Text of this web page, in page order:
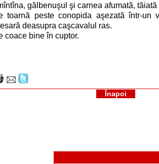
gălbenuşul şi carnea afumată, tăiată
toarnă peste conopida aşezată într-un
deasupra caşcavalul ras.
coace bine în cuptor.
Înapoi